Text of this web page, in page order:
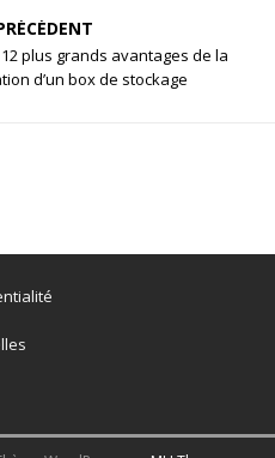
plus grands avantages de la
d’un box de stockage